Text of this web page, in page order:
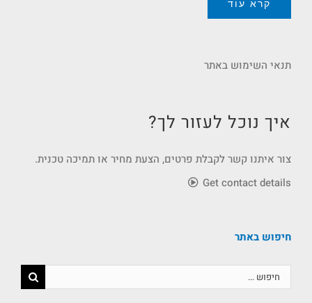
קרא עוד
תנאי השימוש באתר
איך נוכל לעזור לך?
צור איתנו קשר לקבלת פרטים, הצעת מחיר או תמיכה טכנית.
Get contact details
חיפוש באתר